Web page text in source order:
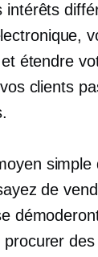
intérêts
étendre
clients
simple
de